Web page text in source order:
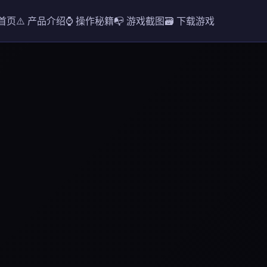
页⚠️ 产品介绍⌚ 操作秘籍📭 游戏截图🗃️ 下载游戏